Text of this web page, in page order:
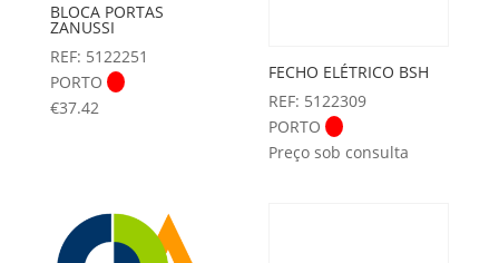
BLOCA PORTAS
ZANUSSI
REF: 5122251
PORTO
€37.42
FECHO ELÉTRICO BSH
REF: 5122309
PORTO
Preço sob consulta